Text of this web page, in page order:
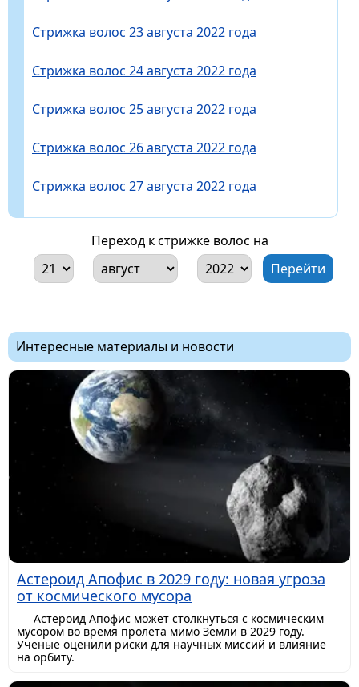
Стрижка волос 23 августа 2022 года
Стрижка волос 24 августа 2022 года
Стрижка волос 25 августа 2022 года
Стрижка волос 26 августа 2022 года
Стрижка волос 27 августа 2022 года
Переход к стрижке волос на
Интересные материалы и новости
Астероид Апофис в 2029 году: новая угроза
от космического мусора
Астероид Апофис может столкнуться с космическим
мусором во время пролета мимо Земли в 2029 году.
Ученые оценили риски для научных миссий и влияние
на орбиту.